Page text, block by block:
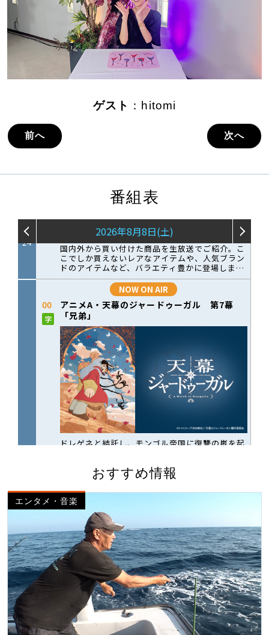
ゲスト ：hitomi
前へ 次へ
番組表
おすすめ情報
エンタメ・音楽